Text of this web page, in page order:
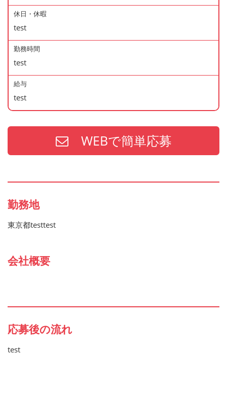
休日・休暇
test
勤務時間
test
給与
test
WEBで簡単応募
勤務地
東京都testtest
会社概要
応募後の流れ
test